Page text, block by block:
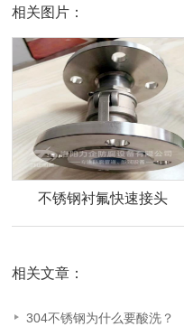
相关图片：
不锈钢衬氟快速接头
相关文章：
304不锈钢为什么要酸洗？